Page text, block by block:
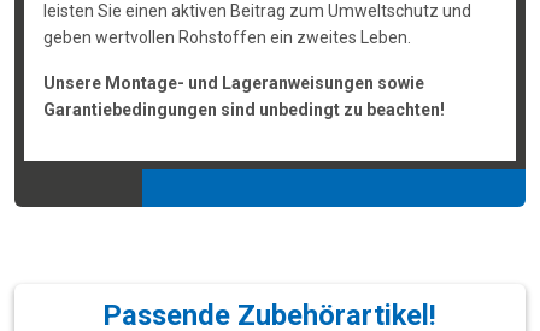
leisten Sie einen aktiven Beitrag zum Umweltschutz und
geben wertvollen Rohstoffen ein zweites Leben.
Unsere Montage- und Lageranweisungen sowie
Garantiebedingungen sind unbedingt zu beachten!
Passende Zubehörartikel!